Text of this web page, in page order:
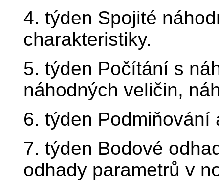
4. týden Spojité
charakteristiky.
5. týden Počítání s
náhodných veličin,
6. týden
7. týden Bodové
odhady parametrů v